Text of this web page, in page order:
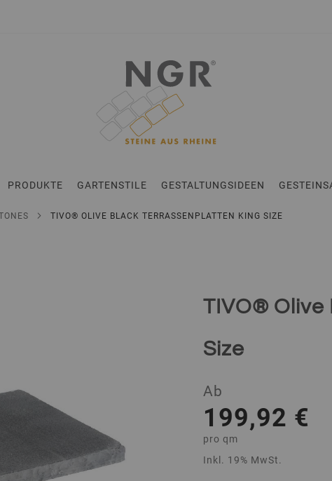
PRODUKTE GARTENSTILE GESTALTUNGSIDEEN
TIVO® OLIVE BLACK TERRASSENPLATTEN KING SIZE
TIVO® Olive
Size
Ab
199,92 €
pro qm
Inkl. 19% MwSt.